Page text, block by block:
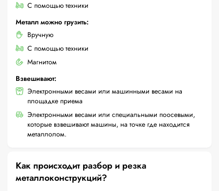
С помощью техники
Металл можно грузить:
Вручную
С помощью техники
Магнитом
Взвешивают:
Электронными весами или машинными весами на
площадке приема
Электронными весами или специальными поосевыми,
которые взвешивают машины, на точке где находится
металлолом.
Как происходит разбор и резка
металлоконструкций?